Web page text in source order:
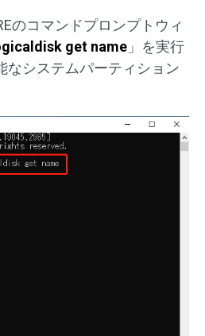
のコマンドプロンプトウィ
get name 」を実行
なシステムパーティション